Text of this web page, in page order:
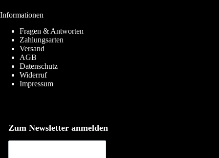
Informationen
Fragen & Antworten
Zahlungsarten
Versand
AGB
Datenschutz
Widerruf
Impressum
Zum Newsletter anmelden